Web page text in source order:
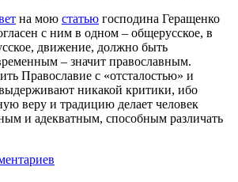
на мою статью господина Геращенко
с ним в одном – общерусское, в
движение, должно быть
– значит православным.
Православие с «отсталостью» и
никакой критики, ибо
веру и традицию делает человек
и адекватным, способным различать